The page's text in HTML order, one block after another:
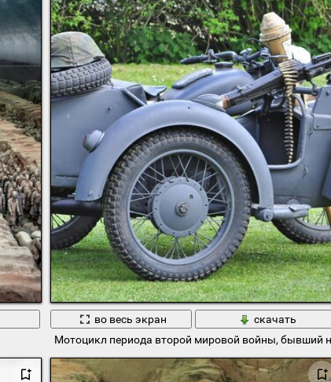
во весь экран
скачать
Мотоцикл периода второй мировой войны, бывший